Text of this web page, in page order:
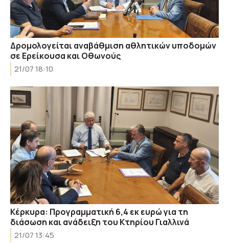
Δρομολογείται αναβάθμιση αθλητικών υποδομών
σε Ερείκουσα και Οθωνούς
21/07 18:10
Κέρκυρα: Προγραμματική 6,4 εκ ευρώ για τη
διάσωση και ανάδειξη του Κτηρίου Γιαλλινά
21/07 13:45